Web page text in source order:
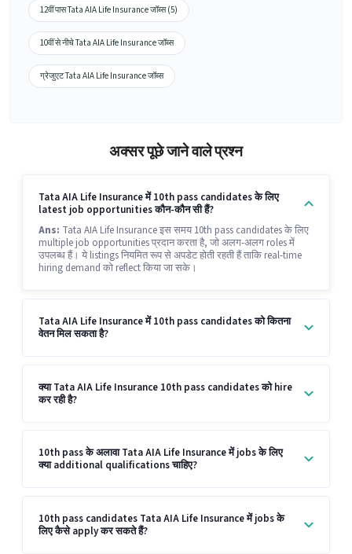
12वीं पास Tata AIA Life Insurance जॉब्स (5)
10वीं से नीचे Tata AIA Life Insurance जॉब्स
ग्रेजुएट Tata AIA Life Insurance जॉब्स
अक्सर पूछे जाने वाले प्रश्न
Tata AIA Life Insurance में 10th pass candidates के लिए
latest job opportunities कौन-कौन सी हैं?
Ans: Tata AIA Life Insurance इस समय 10th pass candidates के लिए
multiple job opportunities प्रदान करता है, जो अलग-अलग roles में
उपलब्ध हैं। ये listings नियमित रूप से अपडेट होती रहती हैं ताकि real-time
hiring demand को reflect किया जा सके।
Tata AIA Life Insurance में 10th pass candidates को कितना
वेतन मिल सकता है?
क्या Tata AIA Life Insurance 10th pass candidates को hire
कर रही है?
10th pass के अलावा Tata AIA Life Insurance में jobs के लिए
क्या additional qualifications चाहिए?
10th pass candidates Tata AIA Life Insurance में jobs के
लिए कैसे apply कर सकते हैं?